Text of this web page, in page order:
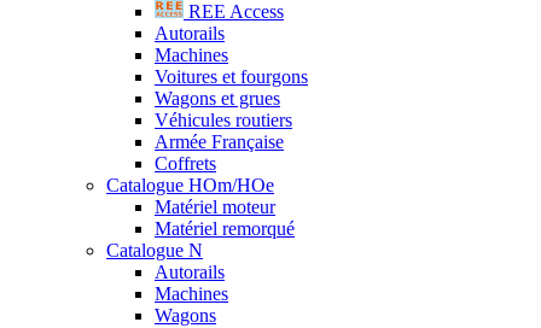
REE Access
Autorails
Machines
Voitures et fourgons
Wagons et grues
Véhicules routiers
Armée Française
Coffrets
Catalogue HOm/HOe
Matériel moteur
Matériel remorqué
Catalogue N
Autorails
Machines
Wagons